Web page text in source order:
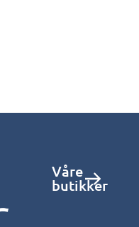
Våre
butikker